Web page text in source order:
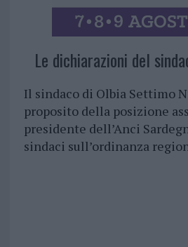
Le dichiarazioni del
Il sindaco di Olbia Settimo
proposito della posizione
presidente dell’Anci
sindaci sull’ordinanza